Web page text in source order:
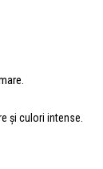
și culori intense.